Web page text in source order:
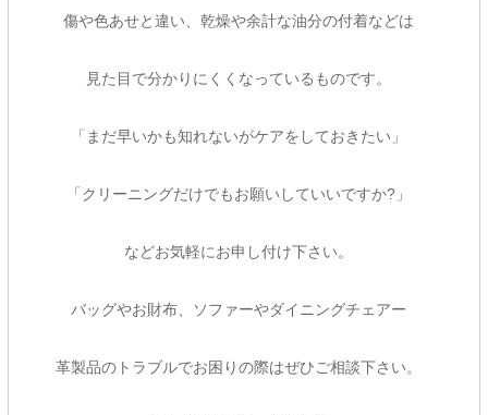
傷や色あせと違い、乾燥や余計な油分の付着などは
見た目で分かりにくくなっているものです。
「まだ早いかも知れないがケアをしておきたい」
「クリーニングだけでもお願いしていいですか?」
などお気軽にお申し付け下さい。
バッグやお財布、ソファーやダイニングチェアー
革製品のトラブルでお困りの際はぜひご相談下さい。